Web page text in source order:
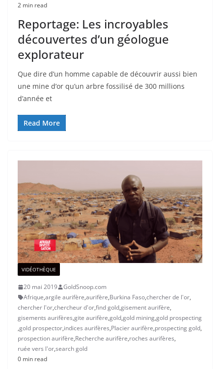
2 min read
Reportage: Les incroyables
découvertes d’un géologue
explorateur
Que dire d’un homme capable de découvrir aussi bien
une mine d’or qu’un arbre fossilisé de 300 millions
d’année et
Read More
VIDÉOTHÈQUE
20 mai 2019
GoldSnoop.com
Afrique,argile aurifère,aurifère,Burkina Faso,chercher de l'or,
chercher l'or,chercheur d'or,find gold,gisement aurifère,
gisements aurifères,gite aurifère,gold,gold mining,gold prospecting
,gold prospector,indices aurifères,Placier aurifère,prospecting gold,
prospection aurifère,Recherche aurifère,roches aurifères,
ruée vers l'or,search gold
0 min read